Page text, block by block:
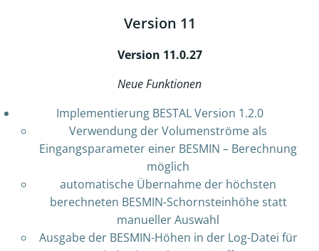
Version 11
Version 11.0.27
Neue Funktionen
Implementierung BESTAL Version 1.2.0
Verwendung der Volumenströme als
Eingangsparameter einer BESMIN – Berechnung
möglich
automatische Übernahme der höchsten
berechneten BESMIN-Schornsteinhöhe statt
manueller Auswahl
Ausgabe der BESMIN-Höhen in der Log-Datei für